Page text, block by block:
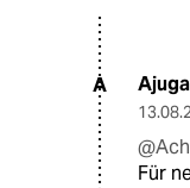
A Ajuga
Für